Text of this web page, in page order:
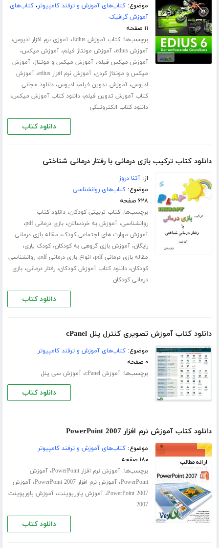
موضوع:کتاب‌های آموزش و ترفند کامپیوتر،کتاب‌های
آموزش گرافیک
۱۱ صفحه
برچسب‌ها:کتاب آموزش Edius ،آموزی نرم افزار ادیوس،
آموزش edius ،آموزش مونتاژ فیلم،آموزش میکس،
آموزش میکس فیلم،آموزش میکس و مونتاژ،آموزش
میکس و مونتاژ کردن،آموزش نرم افزار edius ،آموزش
ادیوس،آموزش تدوین فیلم، ادیوس،دانلود مجانی
کتاب آموزش تدوین فیلم،دانلود کتاب آموزش میکس،
دانلود کتاب الکترونیکی
دانلود کتاب
دانلود کتاب ترکیب بازی درمانی با رفتار درمانی شناختی
از:آتنا دروز
موضوع:کتاب‌های روانشناسی
۶۲۸ صفحه
برچسب‌ها:کتاب تربیتی کودکان،دانلود کتاب
روانشناسی،آموزش به خردسالان،بازی درمانی pdf ،
آموزش مهارت های اجتماعی کودک، مقاله بازی درمانی
رایگان،آموزش بازی گروهی به کودکان،کودک یاری،
مقاله بازی درمانی pdf ، انواع بازی درمانی pdf ،روانشناسی
کودکان،دانلود کتاب آموزش کودکان،رفتار درمانی،بازی
درمانی کودکان
دانلود کتاب
دانلود کتاب آموزش تصویری کنترل پنل cPanel
موضوع:کتاب‌های آموزش و ترفند کامپیوتر
۰ صفحه
برچسب‌ها:آموزش cPanel ،آموزش سی پنل
دانلود کتاب
دانلود کتاب آموزش نرم افزار PowerPoint 2007
موضوع:کتاب‌های آموزش و ترفند کامپیوتر
۱۸۰ صفحه
برچسب‌ها:آموزش نرم افزار PowerPoint ،آموزش
PowerPoint،آموزش نرم افزار PowerPoint 2007 ،آموزش
PowerPoint 2007،آموزش پاورپوینت،آموزش پاورپوینت
2007
دانلود کتاب